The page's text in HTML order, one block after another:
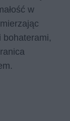
w
bohaterami,